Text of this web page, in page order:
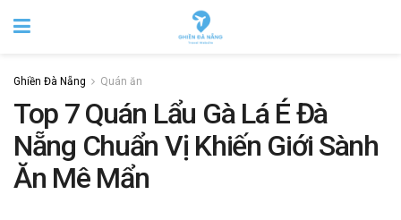
Ghiền Đà Nẵng Quán ăn
Top 7 Quán Lẩu Gà Lá É Đà
Nẵng Chuẩn Vị Khiến Giới Sành
Ăn Mê Mẩn